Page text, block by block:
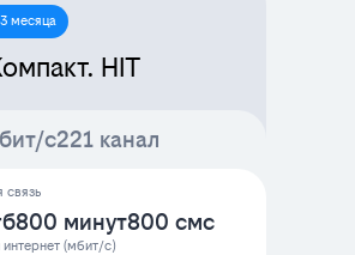
месяца
HIT
с221 канал
связь
800 минут800 смс
(мбит/с)